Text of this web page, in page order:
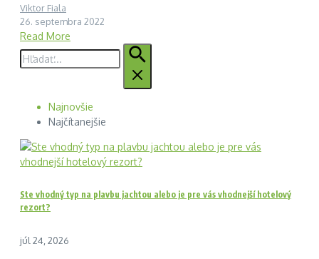
Viktor Fiala
26. septembra 2022
Read More
Hľadať:
Najnovšie
Najčítanejšie
Ste vhodný typ na plavbu jachtou alebo je pre vás vhodnejší hotelový
rezort?
júl 24, 2026